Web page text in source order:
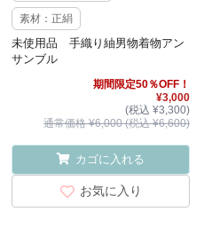
素材：正絹
未使用品 手織り紬男物着物アン
サンブル
期間限定50％OFF！
¥3,000
(税込 ¥3,300)
通常価格 ¥6,000 (税込 ¥6,600)
カゴに入れる
お気に入り